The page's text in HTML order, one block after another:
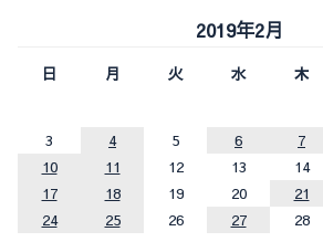
2019年2月
日 月 火 水 木
3
4 5 6 7
10
11 12 13 14
17
18 19 20 21
24
25 26 27 28